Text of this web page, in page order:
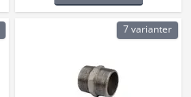
7 varianter